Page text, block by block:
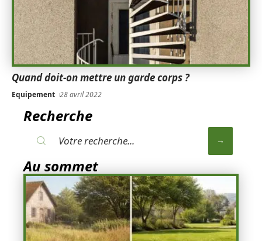
Quand doit-on mettre un garde corps ?
Equipement 28 avril 2022
Recherche
Au sommet